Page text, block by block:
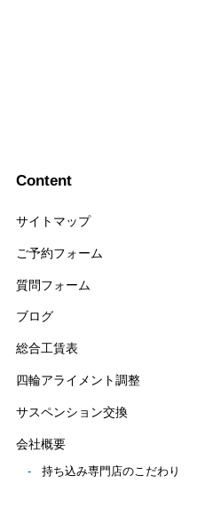
Content
サイトマップ
ご予約フォーム
質問フォーム
ブログ
総合工賃表
四輪アライメント調整
サスペンション交換
会社概要
持ち込み専門店のこだわり